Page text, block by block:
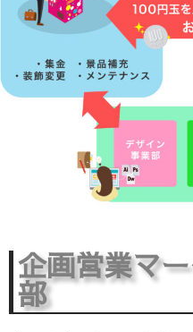
企画営業マ
部